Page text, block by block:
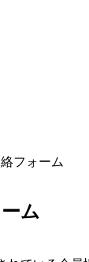
フォーム
ム